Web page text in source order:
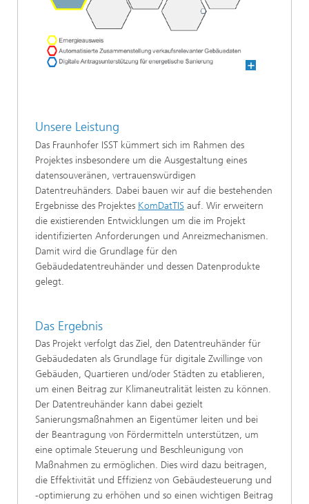
Unsere Leistung
Das Fraunhofer ISST kümmert sich im Rahmen des
Projektes insbesondere um die Ausgestaltung eines
datensouveränen, vertrauenswürdigen
Datentreuhänders. Dabei bauen wir auf die bestehenden
Ergebnisse des Projektes KomDatTIS auf. Wir erweitern
die existierenden Entwicklungen um die im Projekt
identifizierten Anforderungen und Anreizmechanismen.
Damit wird die Grundlage für den
Gebäudedatentreuhänder und dessen Datenprodukte
gelegt.
Das Ergebnis
Das Projekt verfolgt das Ziel, den Datentreuhänder für
Gebäudedaten als Grundlage für digitale Zwillinge von
Gebäuden, Quartieren und/oder Städten zu etablieren,
um einen Beitrag zur Klimaneutralität leisten zu können.
Der Datentreuhänder kann dabei gezielt
Sanierungsmaßnahmen an Eigentümer leiten und bei
der Beantragung von Fördermitteln unterstützen, um
eine optimale Steuerung und Beschleunigung von
Maßnahmen zu ermöglichen. Dies wird dazu beitragen,
die Effektivität und Effizienz von Gebäudesteuerung und
-optimierung zu erhöhen und so einen wichtigen Beitrag